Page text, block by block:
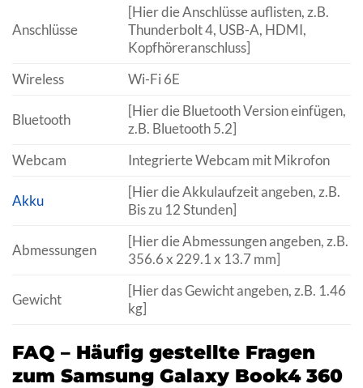
Anschlüsse
[Hier die Anschlüsse auflisten, z.B.
Thunderbolt 4, USB-A, HDMI,
Kopfhöreranschluss]
Wireless
Wi-Fi 6E
Bluetooth
[Hier die Bluetooth Version einfügen,
z.B. Bluetooth 5.2]
Webcam
Integrierte Webcam mit Mikrofon
Akku
[Hier die Akkulaufzeit angeben, z.B.
Bis zu 12 Stunden]
Abmessungen
[Hier die Abmessungen angeben, z.B.
356.6 x 229.1 x 13.7 mm]
Gewicht
[Hier das Gewicht angeben, z.B. 1.46
kg]
FAQ – Häufig gestellte Fragen
zum Samsung Galaxy Book4 360